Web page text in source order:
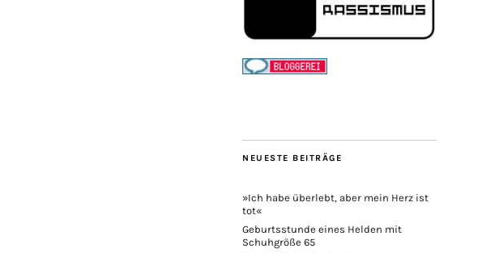
NEUESTE BEITRÄGE
»Ich habe überlebt, aber mein Herz ist
tot«
Geburtsstunde eines Helden mit
Schuhgröße 65